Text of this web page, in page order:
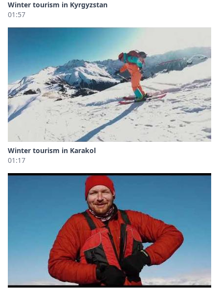
Winter tourism in Kyrgyzstan
01:57
Winter tourism in Karakol
01:17